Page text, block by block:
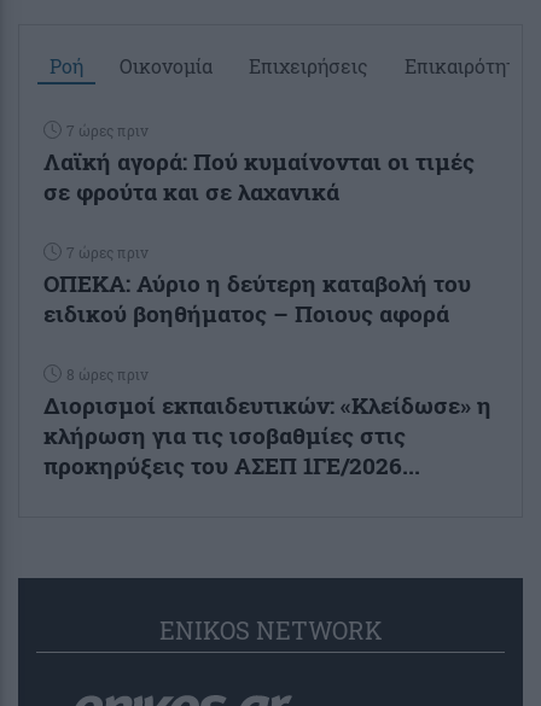
Ροή Οικονομία Επιχειρήσεις Επικαιρότητα
7 ώρες πριν
Λαϊκή αγορά: Πού κυμαίνονται οι τιμές
σε φρούτα και σε λαχανικά
7 ώρες πριν
ΟΠΕΚΑ: Αύριο η δεύτερη καταβολή του
ειδικού βοηθήματος – Ποιους αφορά
8 ώρες πριν
Διορισμοί εκπαιδευτικών: «Κλείδωσε» η
κλήρωση για τις ισοβαθμίες στις
προκηρύξεις του ΑΣΕΠ 1ΓΕ/2026...
ENIKOS NETWORK